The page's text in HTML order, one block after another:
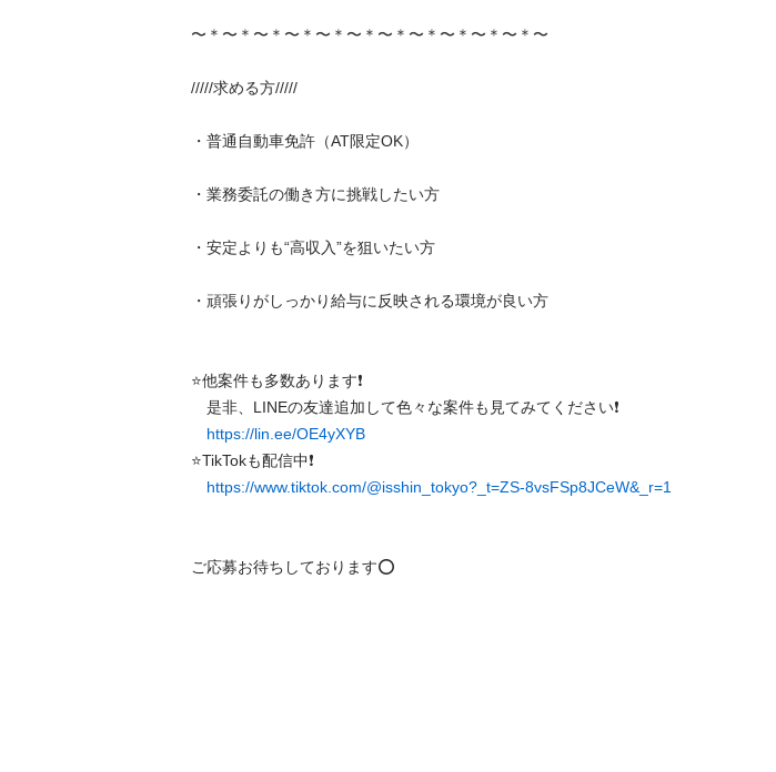
〜＊〜＊〜＊〜＊〜＊〜＊〜＊〜＊〜＊〜＊〜＊〜
/////求める方/////
・普通自動車免許（AT限定OK）
・業務委託の働き方に挑戦したい方
・安定よりも“高収入”を狙いたい方
・頑張りがしっかり給与に反映される環境が良い方
⭐️他案件も多数あります❗️
是非、LINEの友達追加して色々な案件も見てみてください❗️
https://lin.ee/OE4yXYB
⭐️TikTokも配信中❗️
https://www.tiktok.com/@isshin_tokyo?_t=ZS-8vsFSp8JCeW&_r=1
ご応募お待ちしております⭕️